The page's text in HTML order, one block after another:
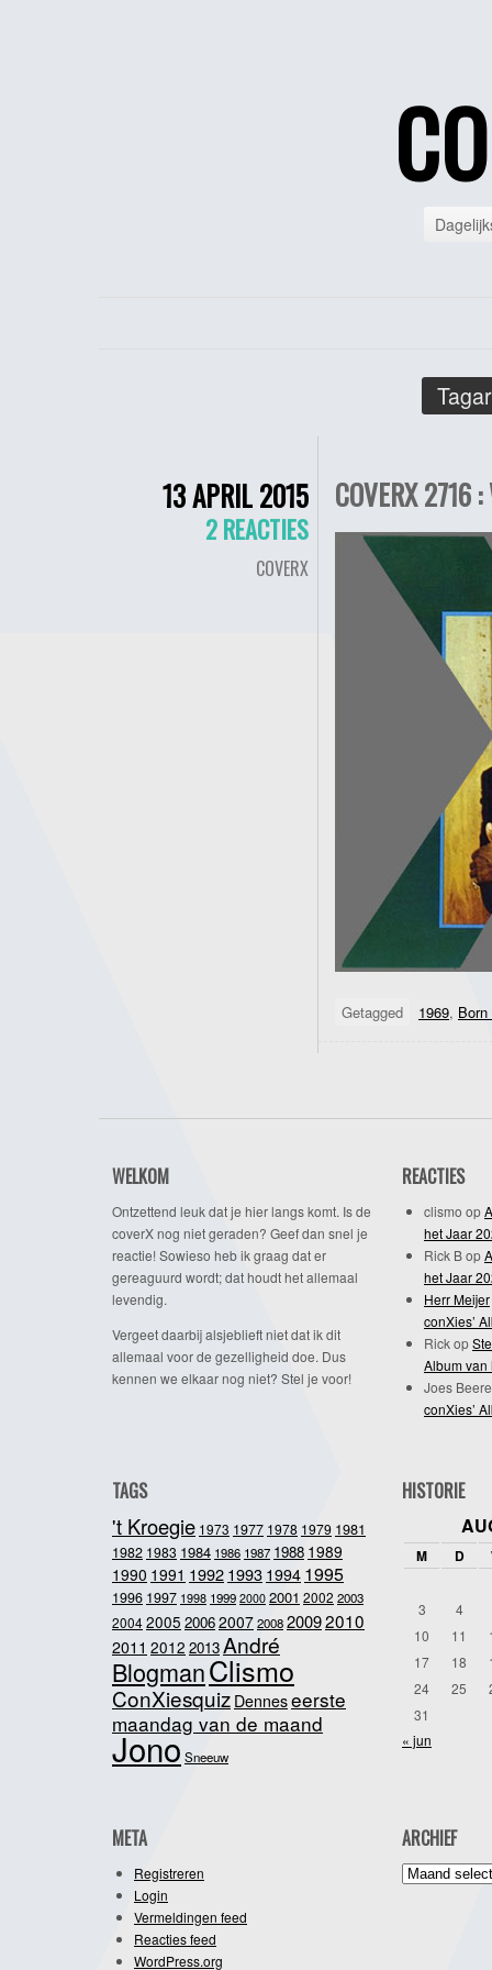
13 APRIL 2015
2 REACTIES
COVERX
COVERX 2716
Getagged 1969,
WELKOM
Ontzettend leuk dat je hier langs komt. Is de
coverX nog niet geraden? Geef dan snel je
reactie! Sowieso heb ik graag dat er
gereaguurd wordt; dat houdt het allemaal
levendig.
Vergeet daarbij alsjeblieft niet dat ik dit
allemaal voor de gezelligheid doe. Dus
kennen we elkaar nog niet? Stel je voor!
REACTIES
clismo op
het Jaar
Rick Bop
het Jaar
Herr Meijer
conXies’
Rickop
Album van
Joes
conXies’
TAGS
't Kroegie 1973 1977 1978 1979 1981
1982 1983 1984 1986 1987 1988 1989
1990 1991 19921993 1994 1995
1996 1997 1998 1999 2000 2001 2002 2003
20042005 20062007200820092010
2011 2012 2013André
BlogmanClismo
ConXiesquiz Denneseerste
maandag van de maand
JonoSneeuw
HISTORIE
M D
3
4
10
11
17
18
24
25
31
« jun
META
Registreren
Login
Vermeldingen feed
Reacties feed
WordPress.org
ARCHIEF
Archief